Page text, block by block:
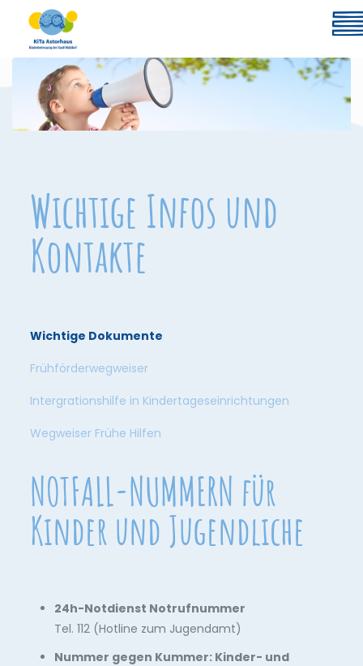
Wichtige Infos und
Kontakte
Wichtige Dokumente
Frühförderwegweiser
Intergrationshilfe in Kindertageseinrichtungen
Wegweiser Frühe Hilfen
NOTFALL-NUMMERN für
Kinder und Jugendliche
24h-Notdienst Notrufnummer
Tel. 112 (Hotline zum Jugendamt)
Nummer gegen Kummer: Kinder- und